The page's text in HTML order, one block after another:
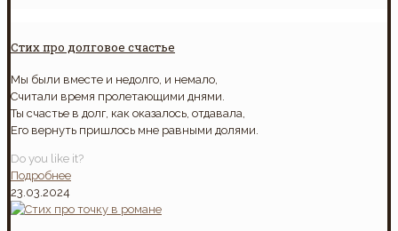
Стих про долговое счастье
Мы были вместе и недолго, и немало,
Считали время пролетающими днями.
Ты счастье в долг, как оказалось, отдавала,
Его вернуть пришлось мне равными долями.
Do you like it?
Подробнее
23.03.2024